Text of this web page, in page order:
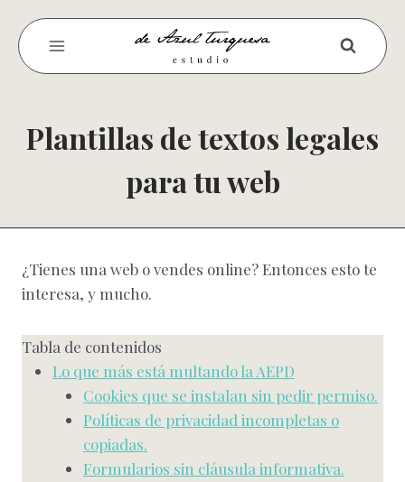
contenido
Plantillas de textos legales
para tu web
¿Tienes una web o vendes online? Entonces esto te
interesa, y mucho.
Tabla de contenidos
Lo que más está multando la AEPD
Cookies que se instalan sin pedir permiso.
Políticas de privacidad incompletas o
copiadas.
Formularios sin cláusula informativa.